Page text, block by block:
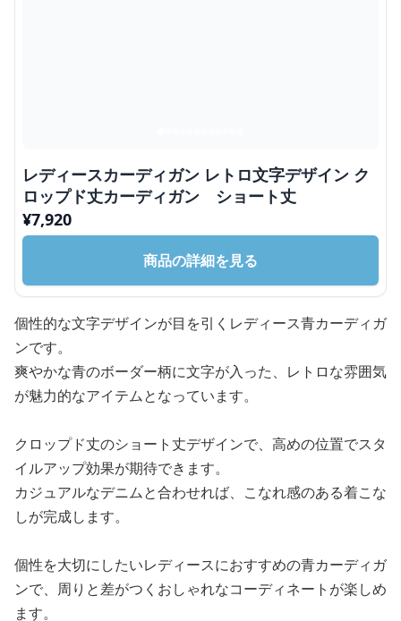
レディースカーディガン レトロ文字デザイン ク
ロップド丈カーディガン ショート丈
¥7,920
商品の詳細を見る
個性的な文字デザインが目を引くレディース青カーディガ
ンです。
爽やかな青のボーダー柄に文字が入った、レトロな雰囲気
が魅力的なアイテムとなっています。
クロップド丈のショート丈デザインで、高めの位置でスタ
イルアップ効果が期待できます。
カジュアルなデニムと合わせれば、こなれ感のある着こな
しが完成します。
個性を大切にしたいレディースにおすすめの青カーディガ
ンで、周りと差がつくおしゃれなコーディネートが楽しめ
ます。